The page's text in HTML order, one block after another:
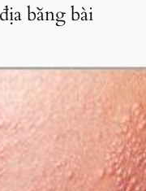
bằng bài